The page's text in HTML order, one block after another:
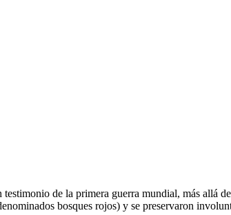
de la primera guerra mundial, más allá
bosques rojos) y se preservaron